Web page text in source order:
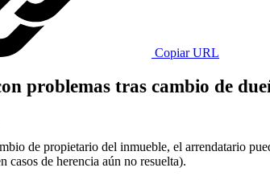
Copiar URL
problemas tras cambio de
de propietario del inmueble, el arrendatario
casos de herencia aún no resuelta).